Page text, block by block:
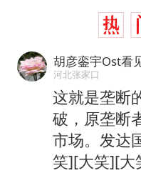
胡彦銮宇Ost看
河北张家口
这就是垄断
破，原垄断
市场。发达
笑][大笑][大